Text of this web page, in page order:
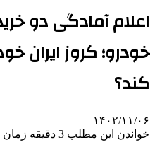
اعلام آمادگی دو
خودرو؛ کروز ایران
کند؟
۱۴۰۲/۱۱/۰۶
خواندن این مطلب 3 دقیقه زمان میبرد